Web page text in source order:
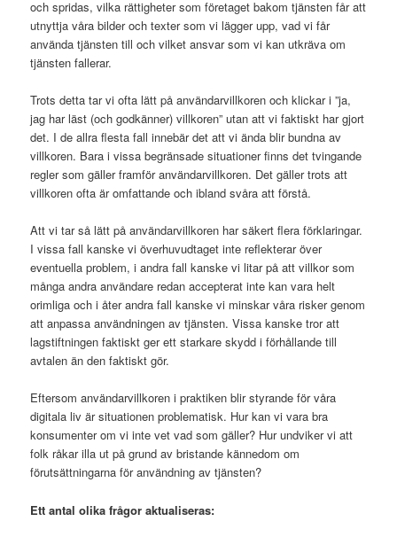
och spridas, vilka rättigheter som företaget bakom tjänsten får att
utnyttja våra bilder och texter som vi lägger upp, vad vi får
använda tjänsten till och vilket ansvar som vi kan utkräva om
tjänsten fallerar.
Trots detta tar vi ofta lätt på användarvillkoren och klickar i ”ja,
jag har läst (och godkänner) villkoren” utan att vi faktiskt har gjort
det. I de allra flesta fall innebär det att vi ända blir bundna av
villkoren. Bara i vissa begränsade situationer finns det tvingande
regler som gäller framför användarvillkoren. Det gäller trots att
villkoren ofta är omfattande och ibland svåra att förstå.
Att vi tar så lätt på användarvillkoren har säkert flera förklaringar.
I vissa fall kanske vi överhuvudtaget inte reflekterar över
eventuella problem, i andra fall kanske vi litar på att villkor som
många andra användare redan accepterat inte kan vara helt
orimliga och i åter andra fall kanske vi minskar våra risker genom
att anpassa användningen av tjänsten. Vissa kanske tror att
lagstiftningen faktiskt ger ett starkare skydd i förhållande till
avtalen än den faktiskt gör.
Eftersom användarvillkoren i praktiken blir styrande för våra
digitala liv är situationen problematisk. Hur kan vi vara bra
konsumenter om vi inte vet vad som gäller? Hur undviker vi att
folk råkar illa ut på grund av bristande kännedom om
förutsättningarna för användning av tjänsten?
Ett antal olika frågor aktualiseras: